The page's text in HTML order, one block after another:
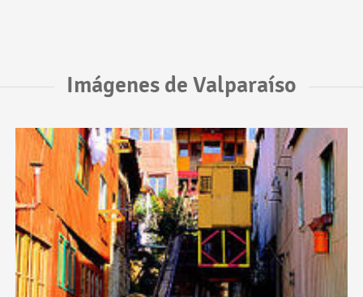
Imágenes de Valparaíso